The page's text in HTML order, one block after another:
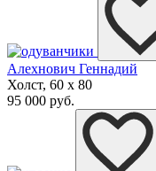
Алехнович Геннадий
Холст, 60 x 80
95 000 руб.